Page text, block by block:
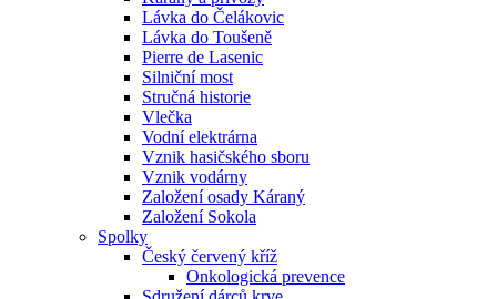
Lávka do Čelákovic
Lávka do Toušeně
Pierre de Lasenic
Silniční most
Stručná historie
Vlečka
Vodní elektrárna
Vznik hasičského sboru
Vznik vodárny
Založení osady Káraný
Založení Sokola
Spolky
Český červený kříž
Onkologická prevence